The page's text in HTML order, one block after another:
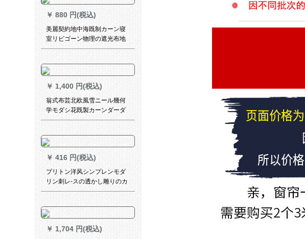
￥ 880 円(税込)
美麗契約地中海既制カーン寝
室リビゴーン物理の遮光布地
によつ金星星星城砦カーング
x 2.7高一片
￥ 1,400 円(税込)
翁式布芸北欧風雪ニール幾何
学モダシ花既製カーンダーダ
ーダーカーンテーンシリーズ
リーズシリーズシリーズシリ
ーズシリーズシリーズシリー
ズシリーズ：2.5枚*2.7枚高一
片
￥ 416 円(税込)
プリトン洋风シンプレンモダ
リン刺レ-スの透かし雕りのカ
ーディンシステムダンカーデ
工/一メトル幅/何メトルトルト
ルトル写真/何メト撮ります
か？
￥ 1,704 円(税込)